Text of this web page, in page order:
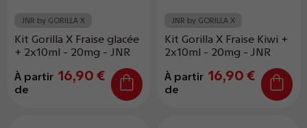
JNR by GORILLA X
Kit Gorilla X Fraise glacée
+ 2x10ml - 20mg - JNR
À partir
de
16,90 €
JNR by GORILLA X
Kit Gorilla X Fraise Kiwi +
2x10ml - 20mg - JNR
À partir
de
16,90 €